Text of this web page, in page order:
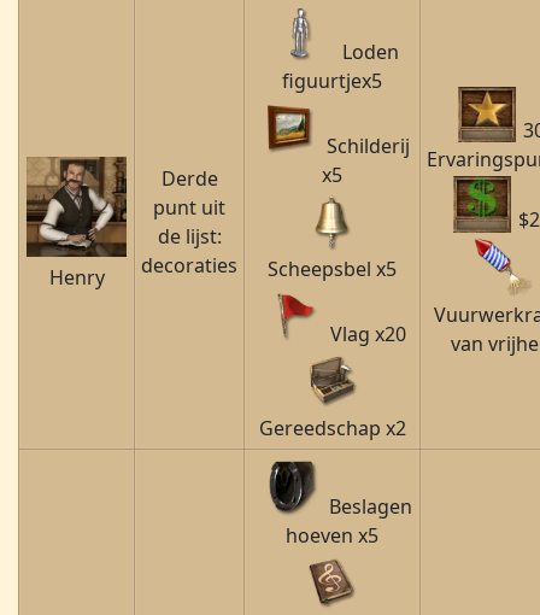
Henry
Derde
punt uit
de lijst:
decoraties
Loden
figuurtjex5
Schilderij
x5
Scheepsbel x5
Vlag x20
Gereedschap x2
van
Beslagen
hoeven x5